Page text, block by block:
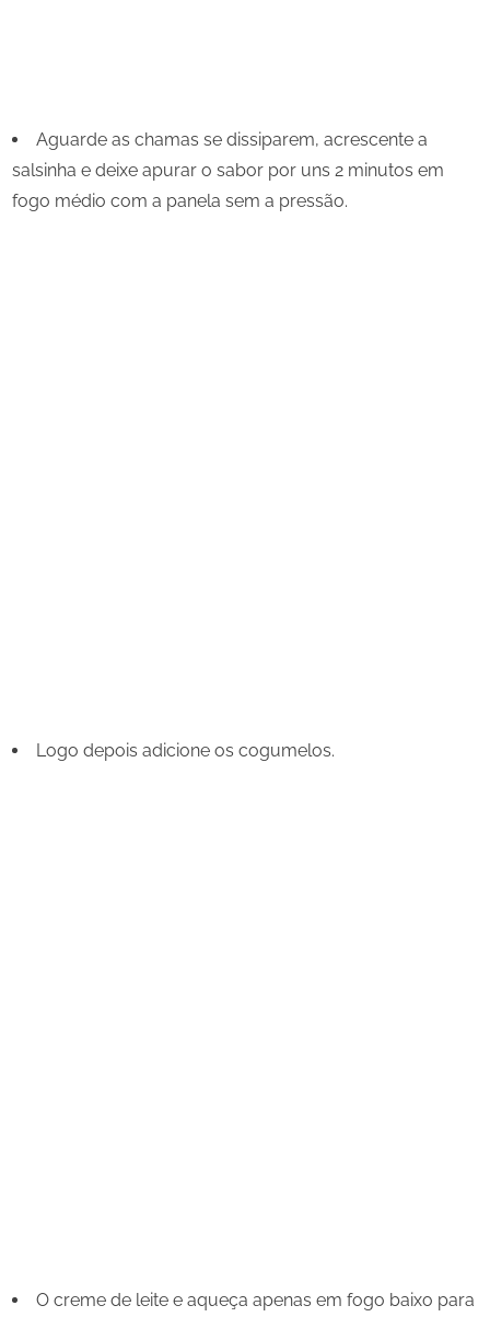
Aguarde as chamas se dissiparem, acrescente a
salsinha e deixe apurar o sabor por uns 2 minutos em
fogo médio com a panela sem a pressão.
Logo depois adicione os cogumelos.
O creme de leite e aqueça apenas em fogo baixo para